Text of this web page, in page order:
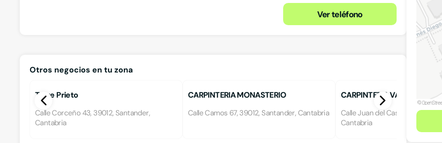
Ver teléfono
Otros negocios en tu zona
Torre Prieto
Calle Corceño 43, 39012, Santander,
Cantabria
CARPINTERIA MONASTERIO
Calle Camos 67, 39012, Santander, Cantabria
CARPINTERIA VALENTIN
Calle Juan del Castillo 28,
Cantabria